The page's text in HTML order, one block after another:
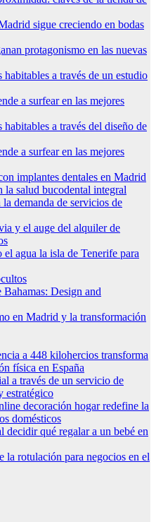
sigue creciendo en bodas
protagonismo en las nuevas
a través de un estudio
a surfear en las mejores
a través del diseño de
a surfear en las mejores
implantes dentales en Madrid
salud bucodental integral
demanda de servicios de
y el auge del alquiler de
agua la isla de Tenerife para
Design and
en Madrid y la transformación
a 448 kilohercios transforma
física en España
a través de un servicio de
estratégico
decoración hogar redefine la
domésticos
decidir qué regalar a un bebé en
la rotulación para negocios en el